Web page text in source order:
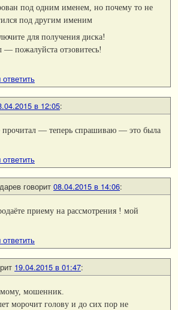
под одним именем, но почему то не
под другим именим
для получения диска!
— пожалуйста отзовитесь!
в 12:05:
прочитал — теперь спрашиваю — это была
говорит 08.04.2015 в 14:06:
приему на рассмотрения ! мой
19.04.2015 в 01:47:
мошенник.
морочит голову и до сих пор не